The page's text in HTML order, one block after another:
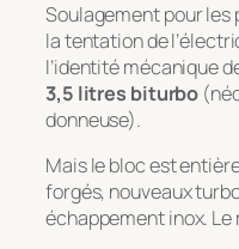
Soulagement pour les
la tentation de
l’identité mécanique
3,5 litres biturbo
donneuse).
Mais le bloc est
forgés, nouveaux
échappement inox. Le